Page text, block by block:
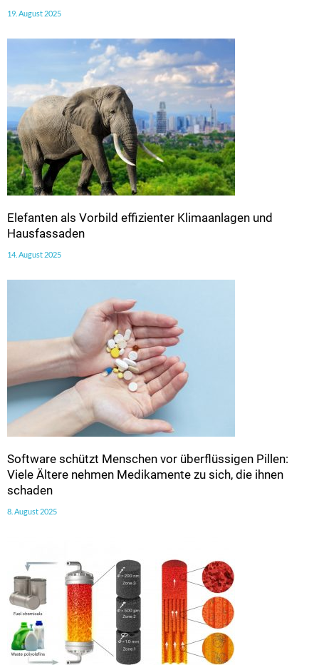
19. August 2025
Elefanten als Vorbild effizienter Klimaanlagen und
Hausfassaden
14. August 2025
Software schützt Menschen vor überflüssigen Pillen:
Viele Ältere nehmen Medikamente zu sich, die ihnen
schaden
8. August 2025